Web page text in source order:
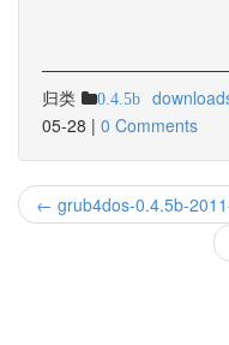
归类 0.4.5b
05-28 | 0 Comments
← grub4dos-0.4.5b-